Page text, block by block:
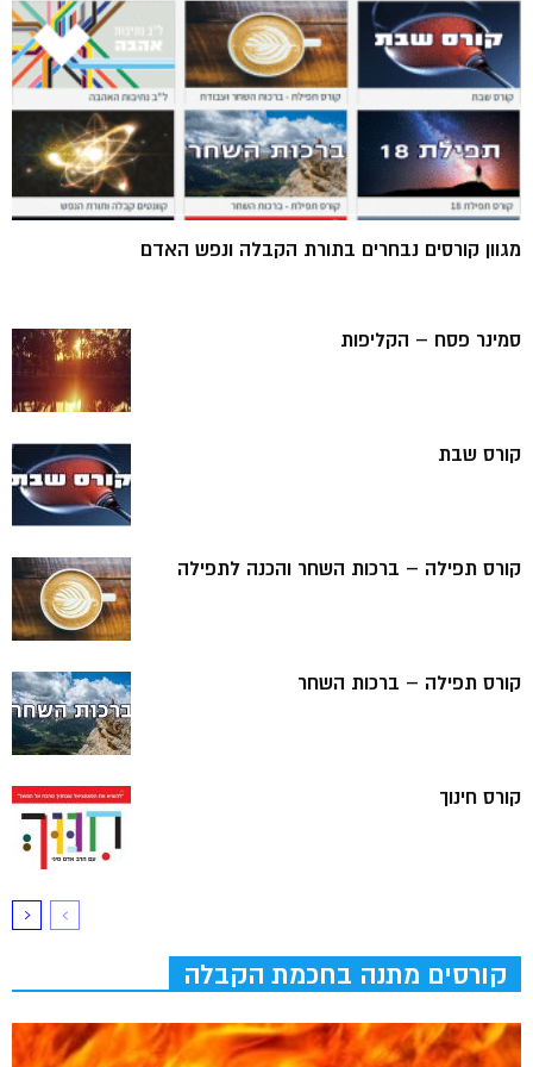
מגוון קורסים נבחרים בתורת הקבלה ונפש האדם
סמינר פסח – הקליפות
קורס שבת
קורס תפילה – ברכות השחר והכנה לתפילה
קורס תפילה – ברכות השחר
קורס חינוך
קורסים מתנה בחכמת הקבלה